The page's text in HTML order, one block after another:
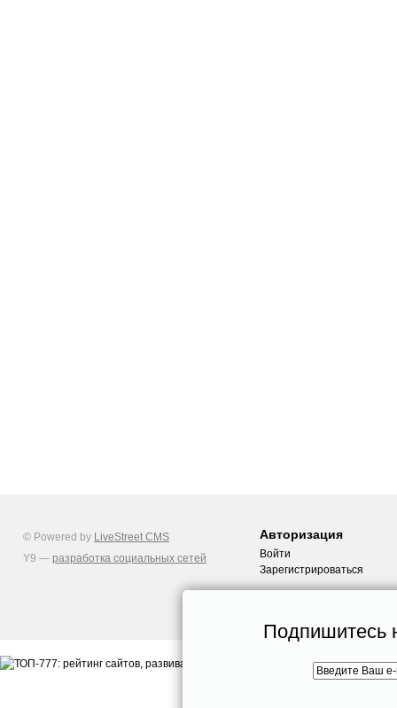
Подпишитесь
© Powered by LiveStreet CMS
Y9 — разработка социальных сетей
Авторизация
Войти
Зарегистрироваться